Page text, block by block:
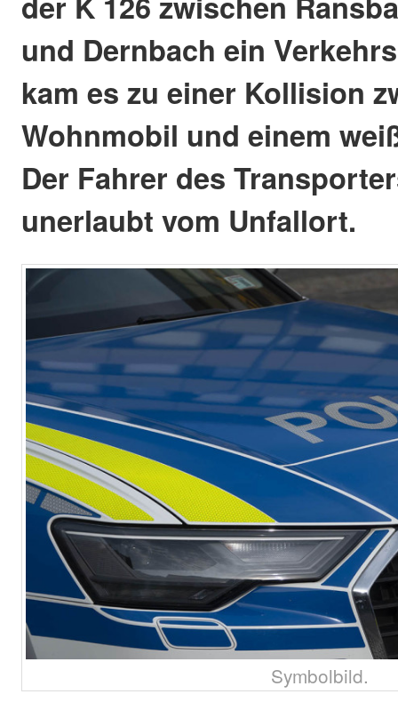
und Dernbach ein
kam es zu einer Kollision
Wohnmobil und einem
Der Fahrer des
unerlaubt vom Unfallort.
Symbolbild.